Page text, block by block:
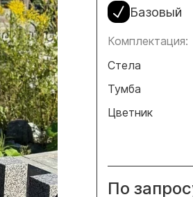
Базовый
Комплектация:
Стела
Тумба
Цветник
По